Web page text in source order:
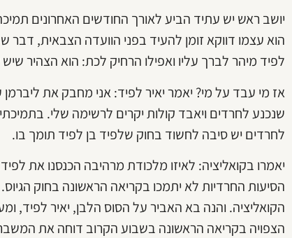
יושב ראש יש עתיד הביע לאורך החודשים האחרונים
הוא עצמו דווקא זומן להעיד בפני הוועדה הצבאית,
לפיד מיהר לברך עליו ואפילו הרחיק לכת: הוא הצהיר
אז מי עבד על מי? יאמר יאיר לפיד: אני מחבק את
שנכנע לחרדים ויאבד קולות יקרים לרשימה שלי.
לחרדים יש סיבה לחשוד בחוק שלפיד בן לפיד תומך בו.
יאמרו בקואליציה: לאיזו מלכודת מרהיבה הכנסנו את
הסיעות החרדיות לא יתמכו בקריאה הראשונה בחוק
הצפויה בקריאה הראשונה בשבוע הקרוב דוחה את המשבר